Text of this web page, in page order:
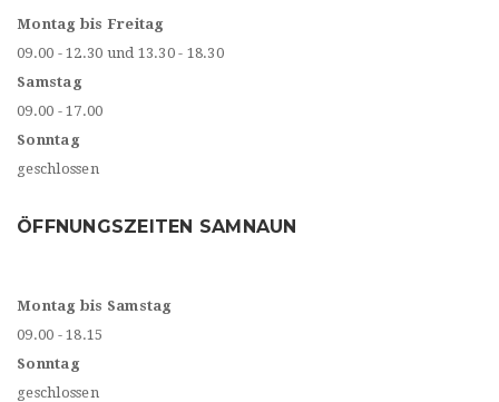
Montag bis Freitag
09.00 - 12.30 und 13.30 - 18.30
Samstag
09.00 - 17.00
Sonntag
geschlossen
ÖFFNUNGSZEITEN SAMNAUN
Montag bis Samstag
09.00 - 18.15
Sonntag
geschlossen